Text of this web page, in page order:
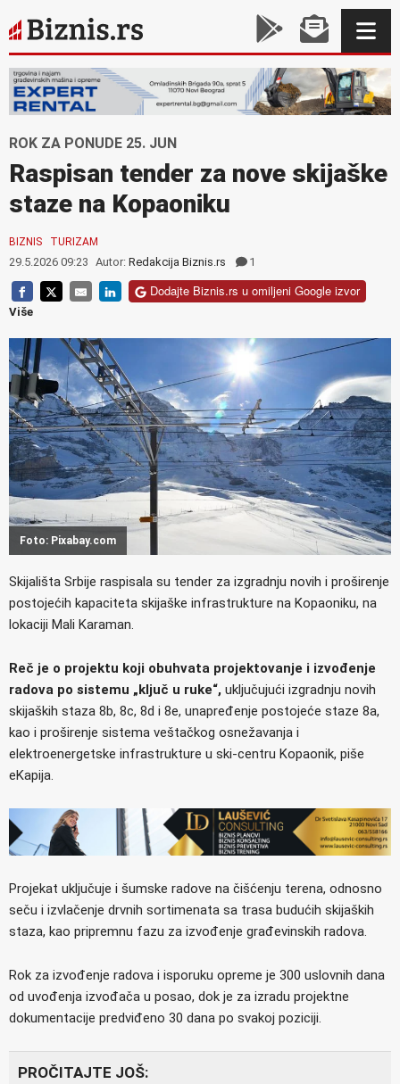
ROK ZA PONUDE 25. JUN
Raspisan tender za nove skijaške
staze na Kopaoniku
BIZNIS TURIZAM
29.5.2026 09:23 Autor: Redakcija Biznis.rs 1
Dodajte Biznis.rs u omiljeni Google izvor
Više
Foto: Pixabay.com
Skijališta Srbije raspisala su tender za izgradnju novih i proširenje
postojećih kapaciteta skijaške infrastrukture na Kopaoniku, na
lokaciji Mali Karaman.
Reč je o projektu koji obuhvata projektovanje i izvođenje
radova po sistemu „ključ u ruke“, uključujući izgradnju novih
skijaških staza 8b, 8c, 8d i 8e, unapređenje postojeće staze 8a,
kao i proširenje sistema veštačkog osnežavanja i
elektroenergetske infrastrukture u ski-centru Kopaonik, piše
eKapija.
Projekat uključuje i šumske radove na čišćenju terena, odnosno
seču i izvlačenje drvnih sortimenata sa trasa budućih skijaških
staza, kao pripremnu fazu za izvođenje građevinskih radova.
Rok za izvođenje radova i isporuku opreme je 300 uslovnih dana
od uvođenja izvođača u posao, dok je za izradu projektne
dokumentacije predviđeno 30 dana po svakoj poziciji.
PROČITAJTE JOŠ: